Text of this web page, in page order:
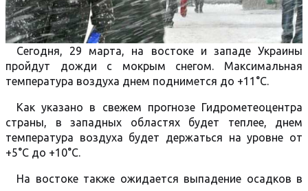
Сегодня, 29 марта, на востоке и западе Украины
пройдут дожди с мокрым снегом. Максимальная
температура воздуха днем поднимется до +11°C.
Как указано в свежем прогнозе Гидрометеоцентра
страны, в западных областях будет теплее, днем
температура воздуха будет держаться на уровне от
+5°C до +10°C.
На востоке также ожидается выпадение осадков в